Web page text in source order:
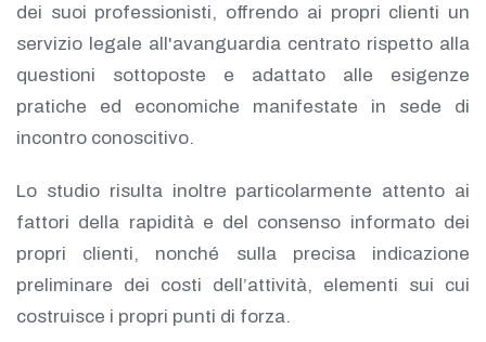
dei suoi professionisti, offrendo ai propri clienti un
servizio legale all'avanguardia centrato rispetto alla
questioni sottoposte e adattato alle esigenze
pratiche ed economiche manifestate in sede di
incontro conoscitivo.
Lo studio risulta inoltre particolarmente attento ai
fattori della rapidità e del consenso informato dei
propri clienti, nonché sulla precisa indicazione
preliminare dei costi dell’attività, elementi sui cui
costruisce i propri punti di forza.